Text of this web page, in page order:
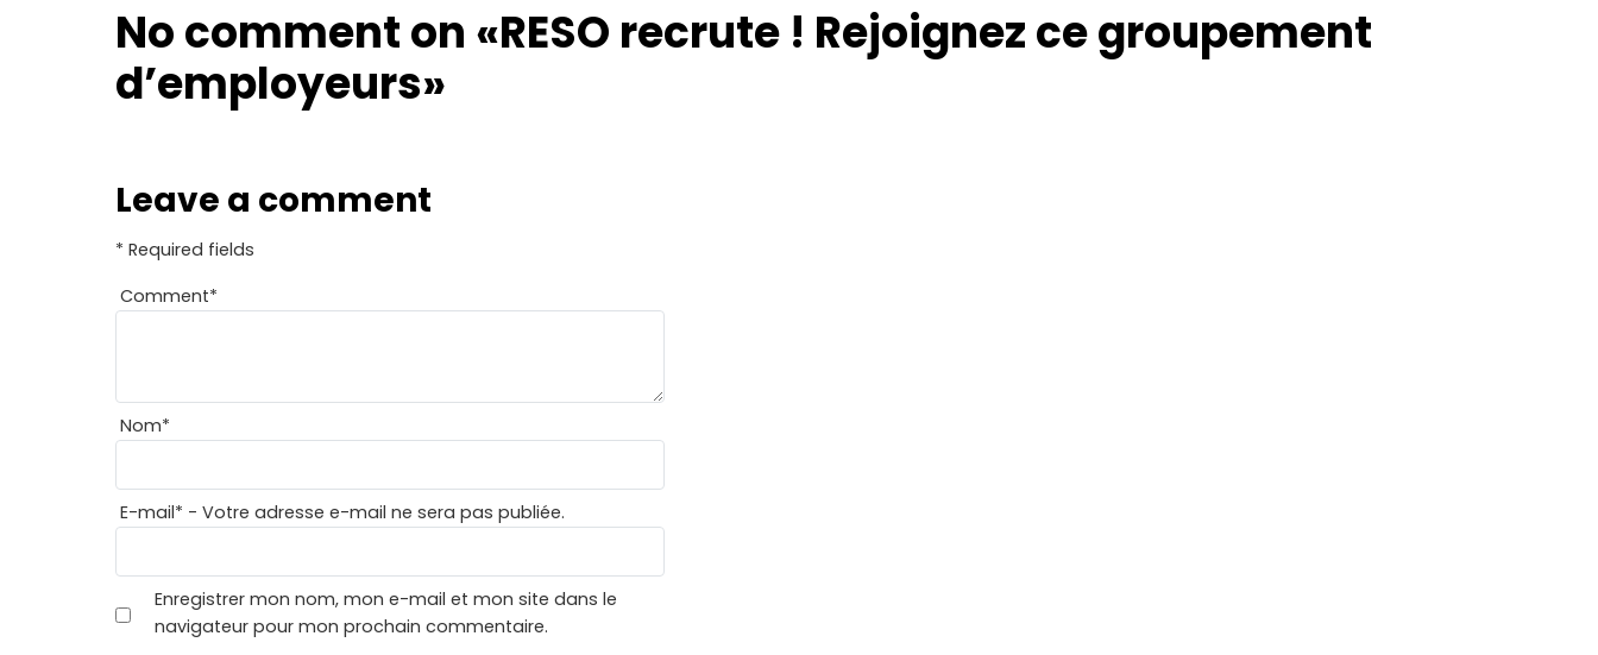
No comment on «RESO recrute ! Rejoignez ce groupement
d’employeurs»
Leave a comment
* Required fields
Comment*
Nom*
E-mail* - Votre adresse e-mail ne sera pas publiée.
Enregistrer mon nom, mon e-mail et mon site dans le
navigateur pour mon prochain commentaire.